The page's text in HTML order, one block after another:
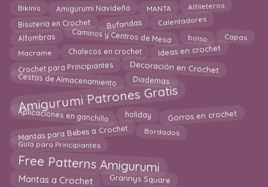
Bikinis Amigurumi Navideño MANTA Alfileteros
Bisutería en Crochet Bufandas Calentadores
Alfombras Caminos y Centros de Mesa bolso Capas
Macrame Chalecos en crochet Ideas en crochet
Crochet para Principiantes Decoración en Crochet
Cestas de Almacenamiento Diademas
Amigurumi Patrones Gratis
Aplicaciones en ganchillo holiday Gorros en crochet
Mantas para Bebes a Crochet Bordados
Guía para Principiantes
Free Patterns Amigurumi
Mantas a Crochet Grannys Square